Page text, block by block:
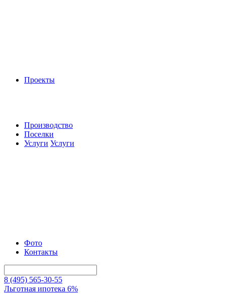
Проекты
Производство
Поселки
Услуги Услуги
Фото
Контакты
8 (495) 565-30-55
Льготная ипотека 6%